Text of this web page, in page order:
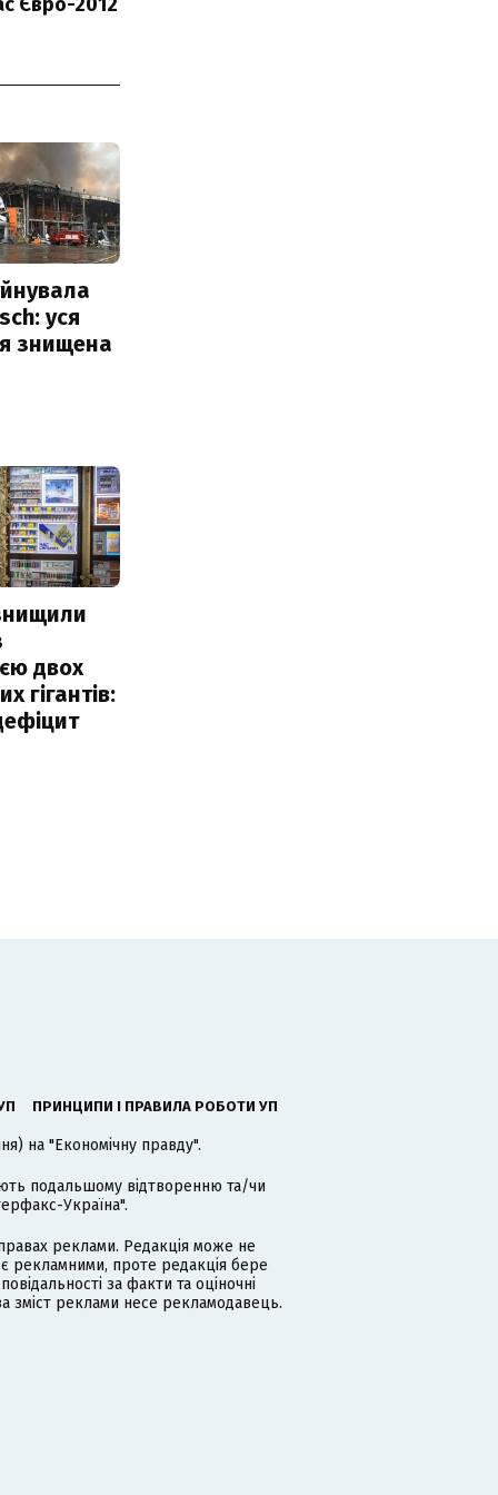
уся
знищена
двох
гігантів:
ПРИНЦИПИ І ПРАВИЛА РОБОТИ УП
на "Економічну правду".
подальшому відтворенню та/чи
Україна".
реклами. Редакція може не
рекламними, проте редакція бере
за факти та оціночні
зміст реклами несе рекламодавець.